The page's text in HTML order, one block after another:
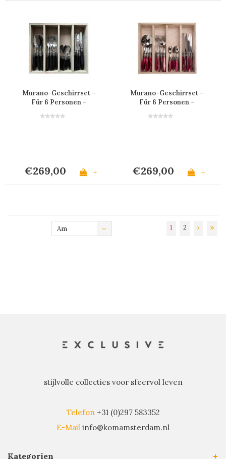
Murano-Geschirrset –
Für 6 Personen –
€269,00 +
Murano-Geschirrset –
Für 6 Personen –
€269,00 +
Am
1 2
stijlvolle collecties voor sfeervol leven
Telefon +31 (0)297 583352
E-Mail info@komamsterdam.nl
Kategorien